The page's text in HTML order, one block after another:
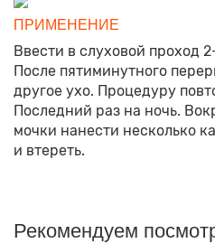
ПРИМЕНЕНИЕ
Ввести в слуховой проход
После пятиминутного
другое ухо. Процедуру
Последний раз на ночь.
мочки нанести несколько
и втереть.
Рекомендуем